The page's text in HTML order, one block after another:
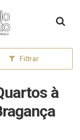
Filtrar
à